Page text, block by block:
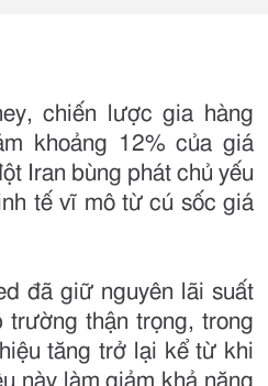
chiến lược gia hàng
khoảng 12% của giá
Iran bùng phát chủ yếu
tế vĩ mô từ cú sốc giá
đã giữ nguyên lãi suất
thận trọng, trong
tăng trở lại kể từ khi
này làm giảm khả năng